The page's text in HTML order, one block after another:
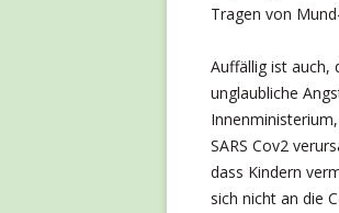
Tragen von
Auffällig ist auch,
unglaubliche
SARS Cov2
dass Kindern
sich nicht an die